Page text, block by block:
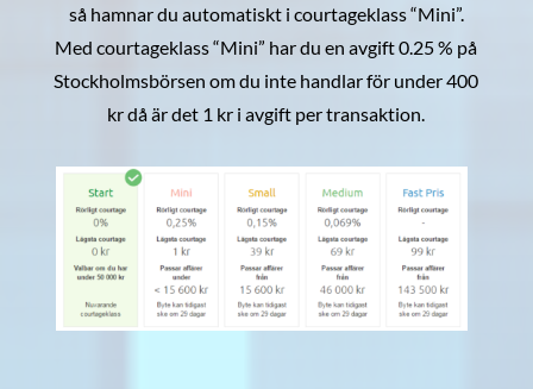
så hamnar du automatiskt i courtageklass “Mini”.
Med courtageklass “Mini” har du en avgift 0.25 % på
Stockholmsbörsen om du inte handlar för under 400
kr då är det 1 kr i avgift per transaktion.